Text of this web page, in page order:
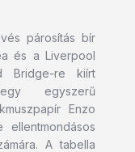
párosítás bír
és a Liverpool
Bridge-re kiírt
egyszerű
Enzo
A tabella